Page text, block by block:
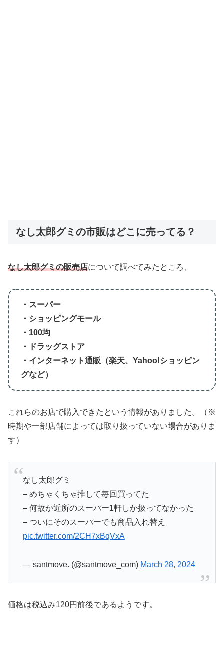
なし太郎グミの市販はどこに売ってる？
なし太郎グミの販売店について調べてみたところ、
・スーパー
・ショッピングモール
・100均
・ドラッグストア
・インターネット通販（楽天、Yahoo!ショッピン
グなど）
これらのお店で購入できたという情報がありました。（※
時期や一部店舗によっては取り扱っていない場合がありま
す）
なし太郎グミ
– めちゃくちゃ推して毎回買ってた
– 何故か近所のスーパー1軒しか扱ってなかった
– ついにそのスーパーでも商品入れ替え
pic.twitter.com/2CH7xBqVxA
— santmove. (@santmove_com) March 28, 2024
価格は税込み120円前後であるようです。